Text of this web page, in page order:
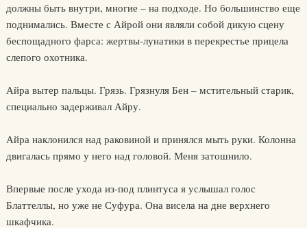
должны быть внутри, многие – на подходе. Но большинство еще
поднимались. Вместе с Айрой они являли собой дикую сцену
беспощадного фарса: жертвы-лунатики в перекрестье прицела
слепого охотника.
Айра вытер пальцы. Грязь. Грязнуля Бен – мстительный старик,
специально задерживал Айру.
Айра наклонился над раковиной и принялся мыть руки. Колонна
двигалась прямо у него над головой. Меня затошнило.
Впервые после ухода из-под плинтуса я услышал голос
Блаттеллы, но уже не Суфура. Она висела на дне верхнего
шкафчика.